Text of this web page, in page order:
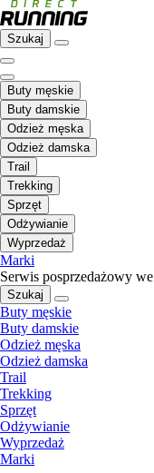
Szukaj
Buty męskie
Buty damskie
Odzież męska
Odzież damska
Trail
Trekking
Sprzęt
Odżywianie
Wyprzedaż
Marki
Serwis posprzedażowy
Szukaj
Buty męskie
Buty damskie
Odzież męska
Odzież damska
Trail
Trekking
Sprzęt
Odżywianie
Wyprzedaż
Marki